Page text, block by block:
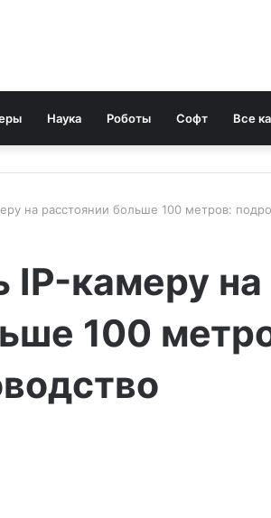
Наука Роботы Софт Все
на расстоянии больше 100 метров:
IP-камеру на
100